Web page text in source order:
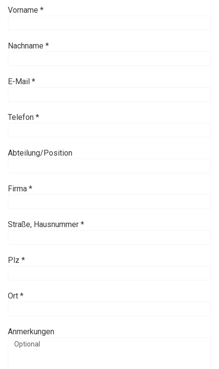
Vorname *
Nachname *
E-Mail *
Telefon *
Abteilung/Position
Firma *
Straße, Hausnummer *
Plz *
Ort *
Anmerkungen